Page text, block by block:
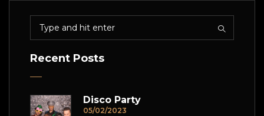
Recent Posts
Disco Party
05/02/2023